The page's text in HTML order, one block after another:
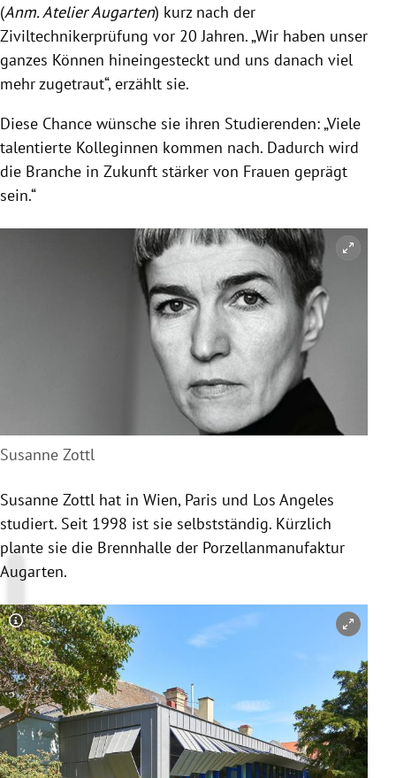
(Anm. Atelier Augarten) kurz nach der
Ziviltechnikerprüfung vor 20 Jahren. „Wir haben unser
ganzes Können hineingesteckt und uns danach viel
mehr zugetraut“, erzählt sie.
Diese Chance wünsche sie ihren Studierenden: „Viele
talentierte Kolleginnen kommen nach. Dadurch wird
die Branche in Zukunft stärker von Frauen geprägt
sein.“
Susanne Zottl
Susanne Zottl hat in Wien, Paris und Los Angeles
studiert. Seit 1998 ist sie selbstständig. Kürzlich
plante sie die Brennhalle der Porzellanmanufaktur
Augarten.
Copyright-Hinweis öffnen/schließen